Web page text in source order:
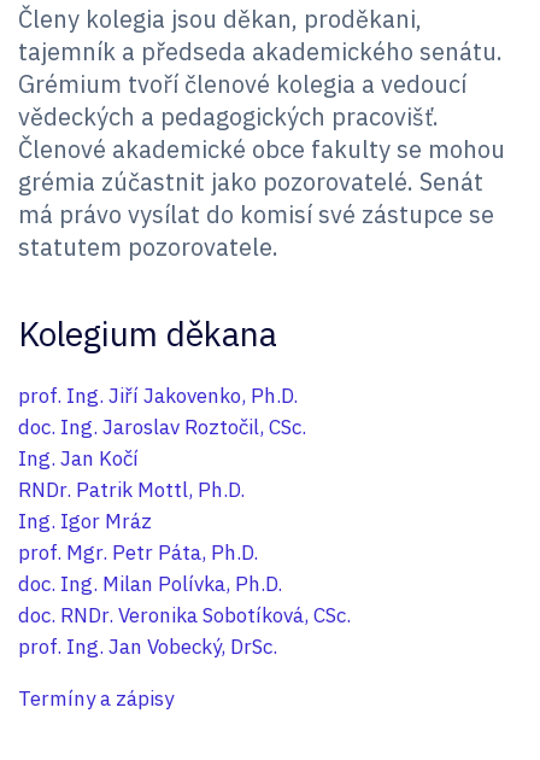
Členy kolegia jsou děkan, proděkani,
tajemník a předseda akademického senátu.
Grémium tvoří členové kolegia a vedoucí
vědeckých a pedagogických pracovišť.
Členové akademické obce fakulty se mohou
grémia zúčastnit jako pozorovatelé. Senát
má právo vysílat do komisí své zástupce se
statutem pozorovatele.
Kolegium děkana
prof. Ing. Jiří Jakovenko, Ph.D.
doc. Ing. Jaroslav Roztočil, CSc.
Ing. Jan Kočí
RNDr. Patrik Mottl, Ph.D.
Ing. Igor Mráz
prof. Mgr. Petr Páta, Ph.D.
doc. Ing. Milan Polívka, Ph.D.
doc. RNDr. Veronika Sobotíková, CSc.
prof. Ing. Jan Vobecký, DrSc.
Termíny a zápisy